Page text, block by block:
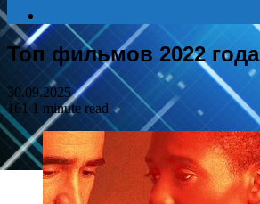
for
Топ фильмов 2022 года
30.09.2025
161 1 minute read